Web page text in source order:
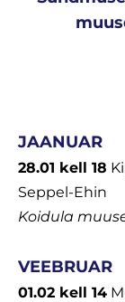
JAANUAR
28.01 kell 18
Seppel-Ehin
Koidula
VEEBRUAR
01.02 kell 14